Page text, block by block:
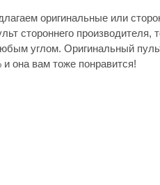
оригинальные или
стороннего производителя,
углом. Оригинальный
она вам тоже понравится!